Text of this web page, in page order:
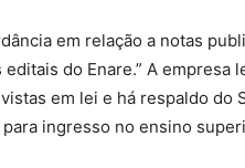
em relação a notas
do Enare.” A empresa
em lei e há respaldo do
ingresso no ensino